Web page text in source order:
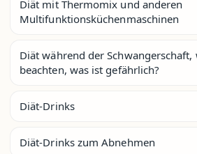
Diät mit Thermomix und anderen
Multifunktionsküchenmaschinen
Diät während der Schwangerschaft,
beachten, was ist gefährlich?
Diät-Drinks
Diät-Drinks zum Abnehmen